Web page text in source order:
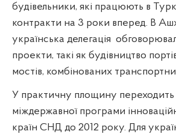
будівельники, які працюють в
контракти на 3 роки вперед. В
українська делегація
проекти, такі як будівництво
мостів, комбінованих
У практичну площину переходить
міждержавної програми
країн СНД до 2012 року. Для